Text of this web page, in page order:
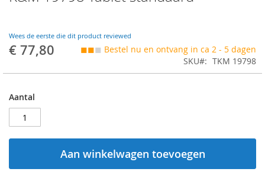
Wees de eerste die dit product reviewed
€ 77,80 ◼◼◼ Bestel nu en ontvang in ca 2 - 5 dagen
SKU
TKM 19798
Aantal
Aan winkelwagen toevoegen
the
the
images